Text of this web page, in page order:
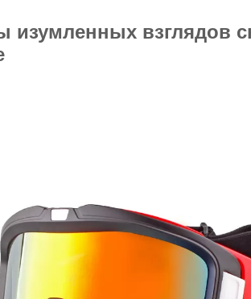
изумленных взглядов